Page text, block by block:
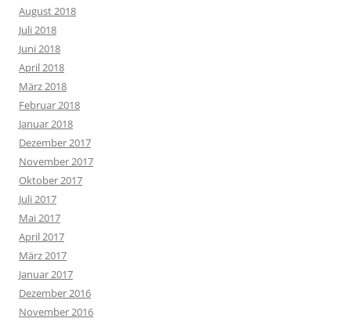
August 2018
Juli 2018
Juni 2018
April 2018
März 2018
Februar 2018
Januar 2018
Dezember 2017
November 2017
Oktober 2017
Juli 2017
Mai 2017
April 2017
März 2017
Januar 2017
Dezember 2016
November 2016